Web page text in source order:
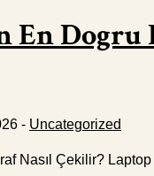
En
- Uncategorized
Nasıl Çekilir?